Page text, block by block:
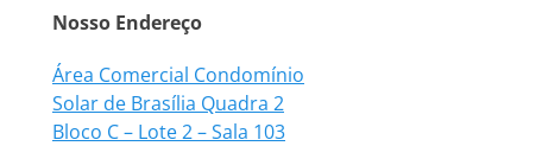
Nosso Endereço
Área Comercial Condomínio
Solar de Brasília Quadra 2
Bloco C – Lote 2 – Sala 103